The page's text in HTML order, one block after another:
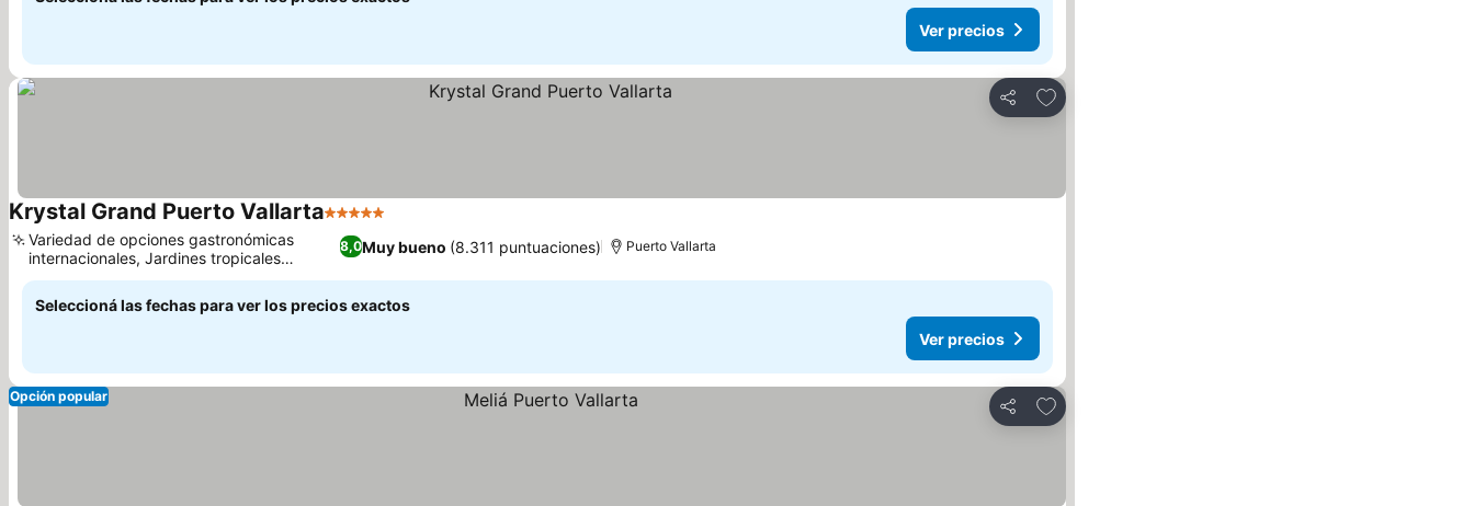
Ver precios
Compartir
Añadir a favoritos
Krystal Grand Puerto Vallarta5 Estrellas
8,0Muy bueno (8.311 puntuaciones)
Variedad de opciones gastronómicas
internacionales, Jardines tropicales
exuberantes y bien cuidados
Puerto Vallarta
Seleccioná las fechas para ver los precios exactos
Ver precios
Compartir
Añadir a favoritos
Opción popular